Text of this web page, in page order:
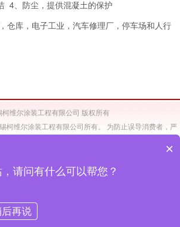
4、防尘，提供混凝土的保护
仓库，电子工业，汽车修理厂，停车场和人行
柯维尔涂装工程有限公司 版权所有
柯维尔涂装工程有限公司所有。 为防止误导消费者，严
之法律。 Copyright (C)2017 Wuxi Carewel Paints
苏公网安备 32021402000310号
×
请问有什么可以帮您？
再说